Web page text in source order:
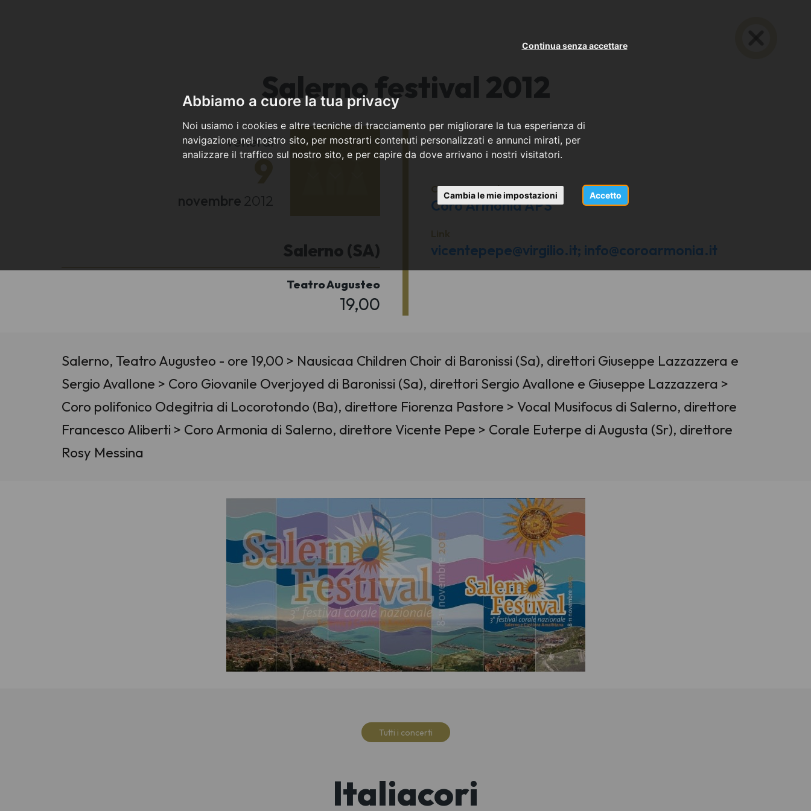
Abbiamo a cuore la tua privacy
Noi usiamo i cookies e altre tecniche di tracciamento per migliorare la tua esperienza di
navigazione nel nostro sito, per mostrarti contenuti personalizzati e annunci mirati, per
analizzare il traffico sul nostro sito, e per capire da dove arrivano i nostri visitatori.
Accetto
Continua senza accettare
Cambia le mie impostazioni
Salerno festival 2012
venerdì
9
novembre 2012
Salerno (SA)
Teatro Augusteo
19,00
Organizzato da
Coro Armonia APS
vicentepepe@virgilio.it; info@coroarmonia.it
Salerno, Teatro Augusteo - ore 19,00 > Nausicaa Children Choir di Baronissi (Sa), direttori Giuseppe Lazzazzera e
Sergio Avallone > Coro Giovanile Overjoyed di Baronissi (Sa), direttori Sergio Avallone e Giuseppe Lazzazzera >
Coro polifonico Odegitria di Locorotondo (Ba), direttore Fiorenza Pastore > Vocal Musifocus di Salerno, direttore
Francesco Aliberti > Coro Armonia di Salerno, direttore Vicente Pepe > Corale Euterpe di Augusta (Sr), direttore
Rosy Messina
Tutti i concerti
Italiacori